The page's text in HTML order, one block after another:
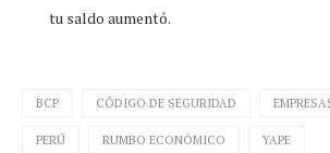
tu saldo aumentó.
BCP CÓDIGO DE SEGURIDAD
PERÚ RUMBO ECONÓMICO YAPE